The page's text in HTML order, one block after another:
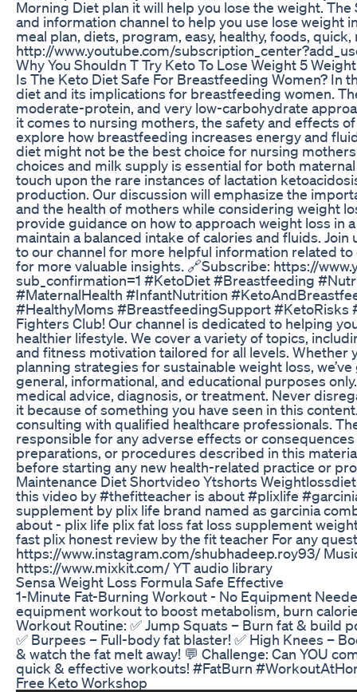
Morning Diet plan it will help you lose the weight.
and information channel to help you use lose weight
meal plan, diets, program, easy, healthy, foods,
http://www.youtube.com/
Why You Shouldn T Try Keto To Lose Weight 5
Is The Keto Diet Safe For Breastfeeding Women? In
diet and its implications for breastfeeding women.
moderate-protein, and very low-carbohydrate
it comes to nursing mothers, the safety and effects
explore how breastfeeding increases energy and
diet might not be the best choice for nursing
choices and milk supply is essential for both
touch upon the rare instances of lactation
production. Our discussion will emphasize the
and the health of mothers while considering weight
provide guidance on how to approach weight loss in
maintain a balanced intake of calories and fluids.
to our channel for more helpful information related
for more valuable insights. 🔗Subscribe: https://
sub_confirmation=1 #KetoDiet #Breastfeeding
#MaternalHealth #InfantNutrition
#HealthyMoms #BreastfeedingSupport #KetoRisks
Fighters Club! Our channel is dedicated to helping
healthier lifestyle. We cover a variety of topics,
and fitness motivation tailored for all levels.
planning strategies for sustainable weight loss,
general, informational, and educational purposes
medical advice, diagnosis, or treatment. Never
it because of something you have seen in this
consulting with qualified healthcare professionals.
responsible for any adverse effects or
preparations, or procedures described in this
before starting any new health-related practice or
Maintenance Diet Shortvideo Ytshorts
this video by #thefitteacher is about #plixlife
supplement by plix life brand named as garcinia
about - plix life plix fat loss fat loss supplement
fast plix honest review by the fit teacher For any
https://www.instagram.com/shubhadeep.roy93/
https://www.mixkit.com/ YT audio library
Sensa Weight Loss Formula Safe Effective
1-Minute Fat-Burning Workout - No Equipment
equipment workout to boost metabolism, burn
Workout Routine: ✅ Jump Squats – Burn fat & build
✅ Burpees – Full-body fat blaster! ✅ High Knees –
& watch the fat melt away! 💬 Challenge: Can YOU
quick & effective workouts! #FatBurn
Free Keto Workshop